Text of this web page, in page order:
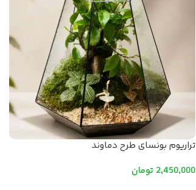
تراریوم بونسای طرح دماوند
2,450,000 تومان